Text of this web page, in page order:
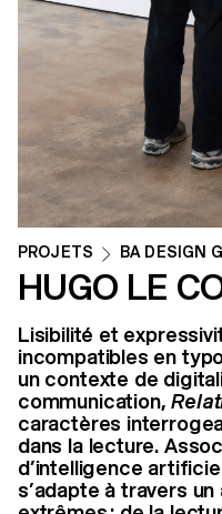
PROJETS BA DESIGN
HUGO LE
Lisibilité et
incompatibles en
un contexte de
communication,
caractères
dans la lecture.
d’intelligence
s’adapte à travers